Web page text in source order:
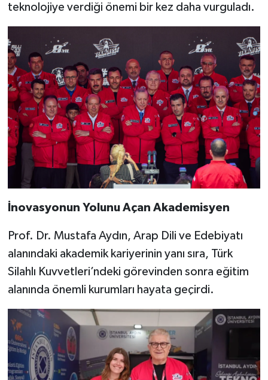
teknolojiye verdiği önemi bir kez daha vurguladı.
İnovasyonun Yolunu Açan Akademisyen
Prof. Dr. Mustafa Aydın, Arap Dili ve Edebiyatı
alanındaki akademik kariyerinin yanı sıra, Türk
Silahlı Kuvvetleri’ndeki görevinden sonra eğitim
alanında önemli kurumları hayata geçirdi.